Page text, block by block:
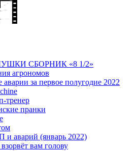
СБОРНИК «8 1/2»
агрономов
аварии за первое полугодие 2022
тренер
пранки
и аварий (январь 2022)
вам голову